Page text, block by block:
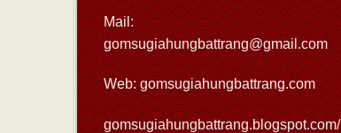
Mail:
gomsugiahungbattrang@gmail.com
Web:gomsugiahungbattrang.com
gomsugiahungbattrang.blogspot.com/